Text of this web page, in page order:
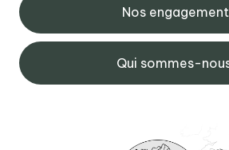
Nos
Qui sommes-